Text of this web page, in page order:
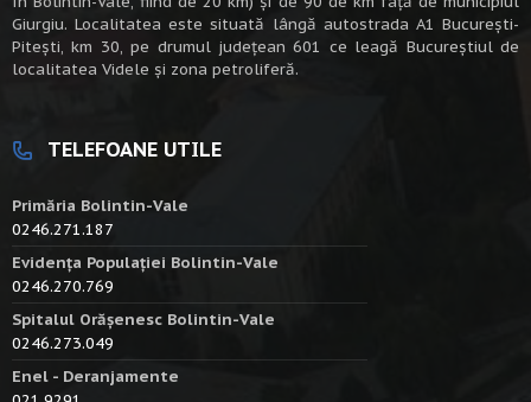
Giurgiu. Localitatea este situată lângă autostrada A1 Bucureşti-
Piteşti, km 30, pe drumul judeţean 601 ce leagă Bucureştiul de
localitatea Videle şi zona petroliferă.
TELEFOANE UTILE
Primăria Bolintin-Vale
0246.271.187
Evidența Populației Bolintin-Vale
0246.270.769
Spitalul Orășenesc Bolintin-Vale
0246.273.049
Enel - Deranjamente